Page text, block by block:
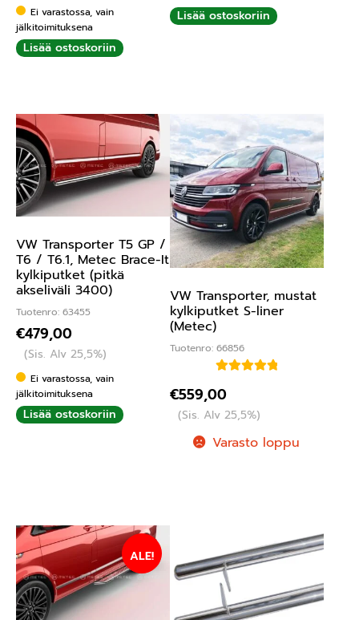
Ei varastossa, vain
jälkitoimituksena
Lisää ostoskoriin
Lisää ostoskoriin
VW Transporter T5 GP /
T6 / T6.1, Metec Brace-It
kylkiputket (pitkä
akseliväli 3400)
Tuotenro: 63455
€479,00
(Sis. Alv 25,5%)
Ei varastossa, vain
jälkitoimituksena
Lisää ostoskoriin
VW Transporter, mustat
kylkiputket S-liner
(Metec)
Tuotenro: 66856
tuotteesta:
5.00/ 5
€559,00
(Sis. Alv 25,5%)
Varasto loppu
ALE!